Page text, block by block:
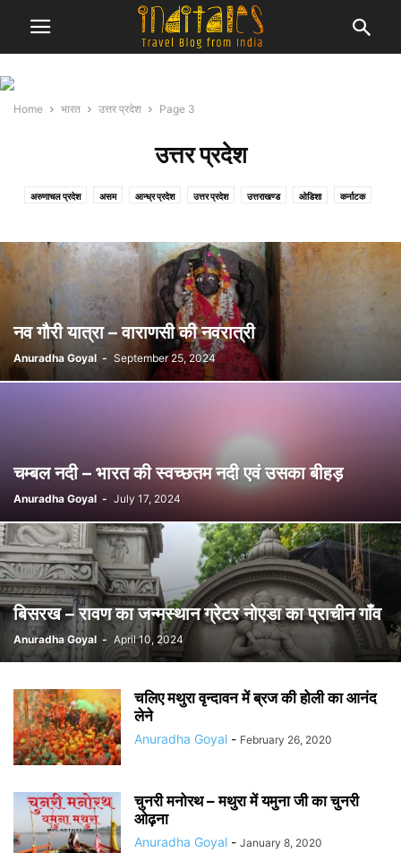
Home भारत उत्तर प्रदेश Page 3
उत्तर प्रदेश
अरुणाचल प्रदेश असम आन्ध्र प्रदेश उत्तर प्रदेश उत्तराखण्ड ओडिशा कर्नाटक
दमन एवं दीव दादरा नगर हवेली दिल्ली पंजाब पश्चिम बंगाल बिहार मध्य प्रदेश
महाराष्ट्र मेघालय राजस्थान सिक्किम हरियाणा हिमाचल प्रदेश
नव गौरी यात्रा – वाराणसी की नवरात्री
Anuradha Goyal - September 25, 2024
चम्बल नदी – भारत की स्वच्छतम नदी एवं उसका बीहड़
Anuradha Goyal - July 17, 2024
बिसरख – रावण का जन्मस्थान ग्रेटर नोएडा का प्राचीन गाँव
Anuradha Goyal - April 10, 2024
चलिए मथुरा वृन्दावन में ब्रज की होली का आनंद
लेने
Anuradha Goyal - February 26, 2020
चुनरी मनोरथ – मथुरा में यमुना जी का चुनरी
ओढ़ना
Anuradha Goyal - January 8, 2020